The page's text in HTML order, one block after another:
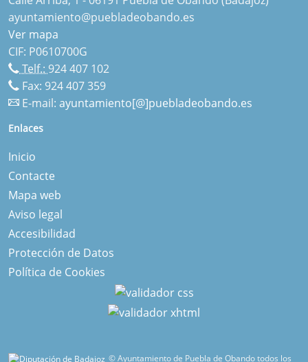
ayuntamiento@puebladeobando.es
Ver mapa
CIF: P0610700G
Telf.: 924 407 102
Fax: 924 407 359
E-mail: ayuntamiento[@]puebladeobando.es
Enlaces
Inicio
Contacte
Mapa web
Aviso legal
Accesibilidad
Protección de Datos
Política de Cookies
© Ayuntamiento de Puebla de Obando todos los